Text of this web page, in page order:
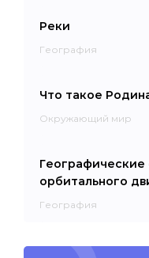
Реки
География
Что такое
Окружающий мир
Географические
орбитального
География